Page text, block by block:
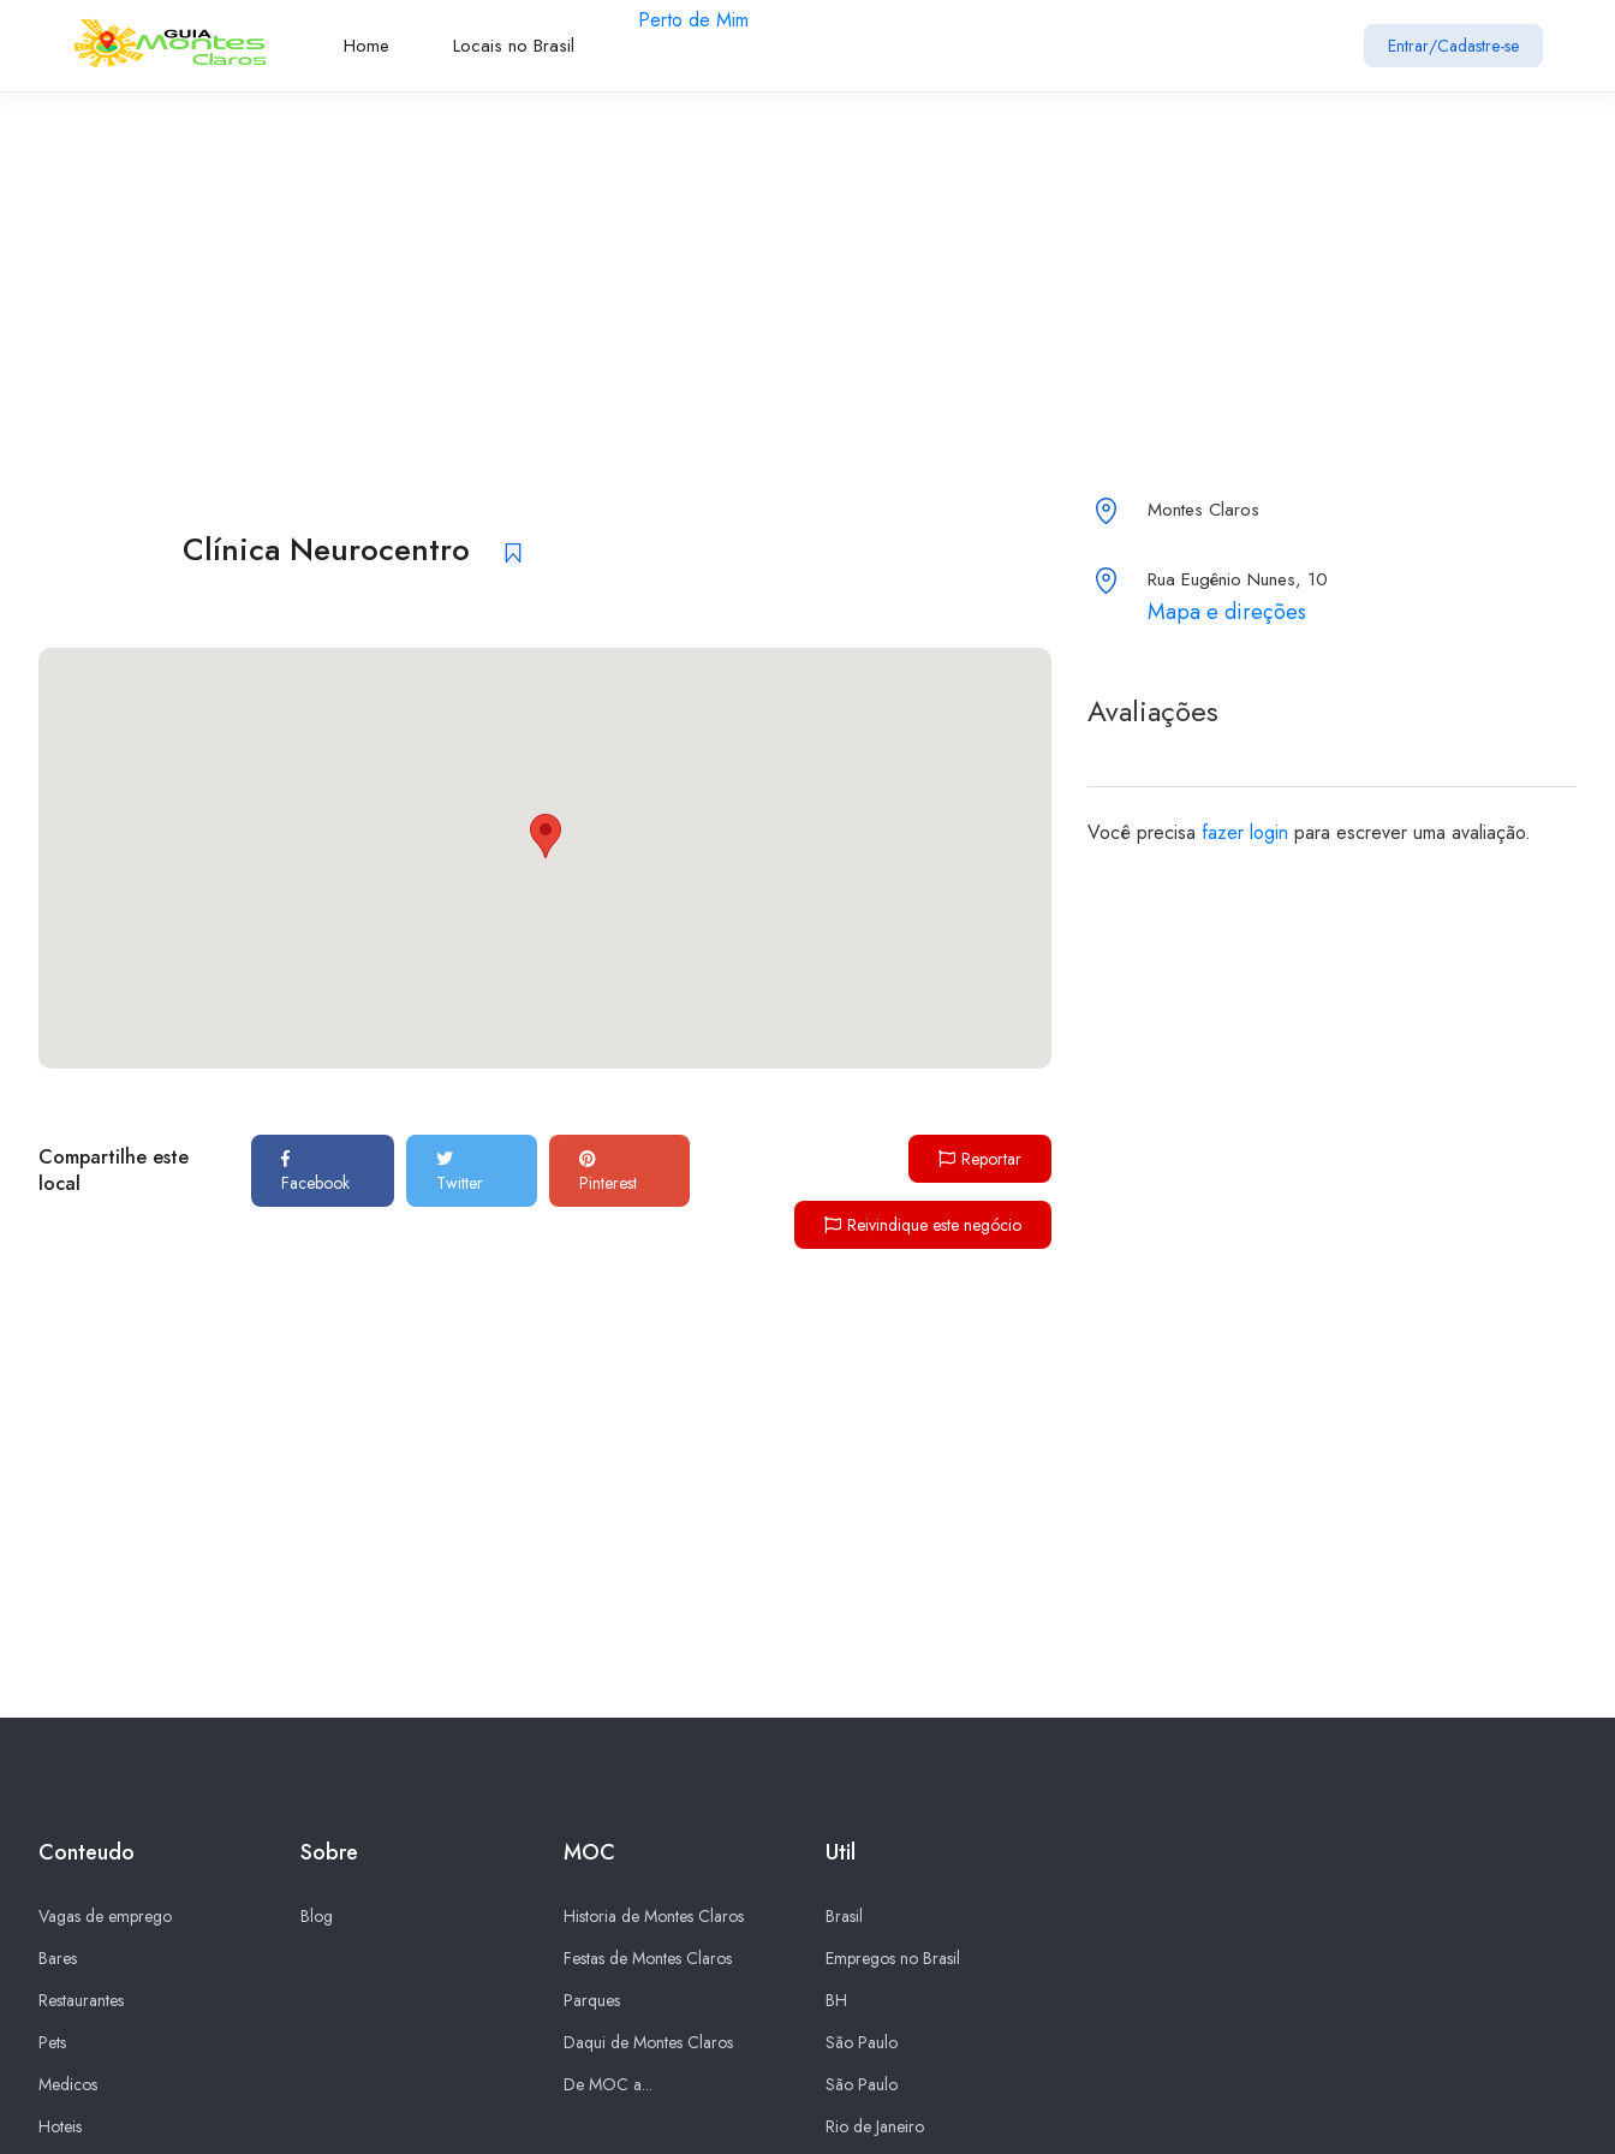
Home Locais no Brasil
Perto de Mim
Entrar/Cadastre-se
Clínica Neurocentro
Compartilhe este
local
Facebook Twitter Pinterest
Reportar
Reivindique este negócio
Montes Claros
Rua Eugênio Nunes, 10
Mapa e direções
Avaliações
Você precisa fazer login para escrever uma avaliação.
Conteudo
Vagas de emprego
Bares
Restaurantes
Pets
Medicos
Hoteis
Sobre
Blog
MOC
Historia de Montes Claros
Festas de Montes Claros
Parques
Daqui de Montes Claros
De MOC a...
Util
Brasil
Empregos no Brasil
BH
São Paulo
São Paulo
Rio de Janeiro